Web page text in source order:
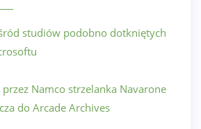
studiów podobno dotkniętych
Namco strzelanka Navarone
do Arcade Archives